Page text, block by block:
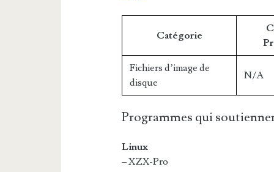
Catégorie
Fichiers d’image de
disque
N/A
Programmes qui
Linux
– XZX-Pro